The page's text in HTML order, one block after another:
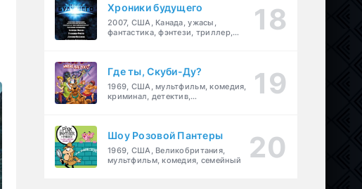
Хроники будущего
2007, США, Канада, ужасы,
фантастика, фэнтези, триллер,
Где ты, Скуби-Ду?
1969, США, мультфильм, комедия,
криминал, детектив,
Шоу Розовой Пантеры
1969, США, Великобритания,
мультфильм, комедия, семейный